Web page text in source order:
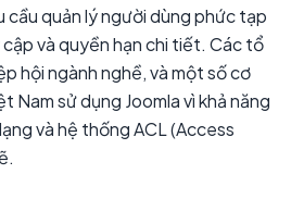
cầu quản lý người dùng phức tạp
và quyền hạn chi tiết. Các tổ
hội ngành nghề, và một số cơ
Nam sử dụng Joomla vì khả năng
và hệ thống ACL (Access